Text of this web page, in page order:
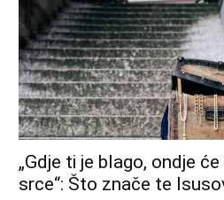
„Gdje ti je blago, ondje
srce“: Što znače te